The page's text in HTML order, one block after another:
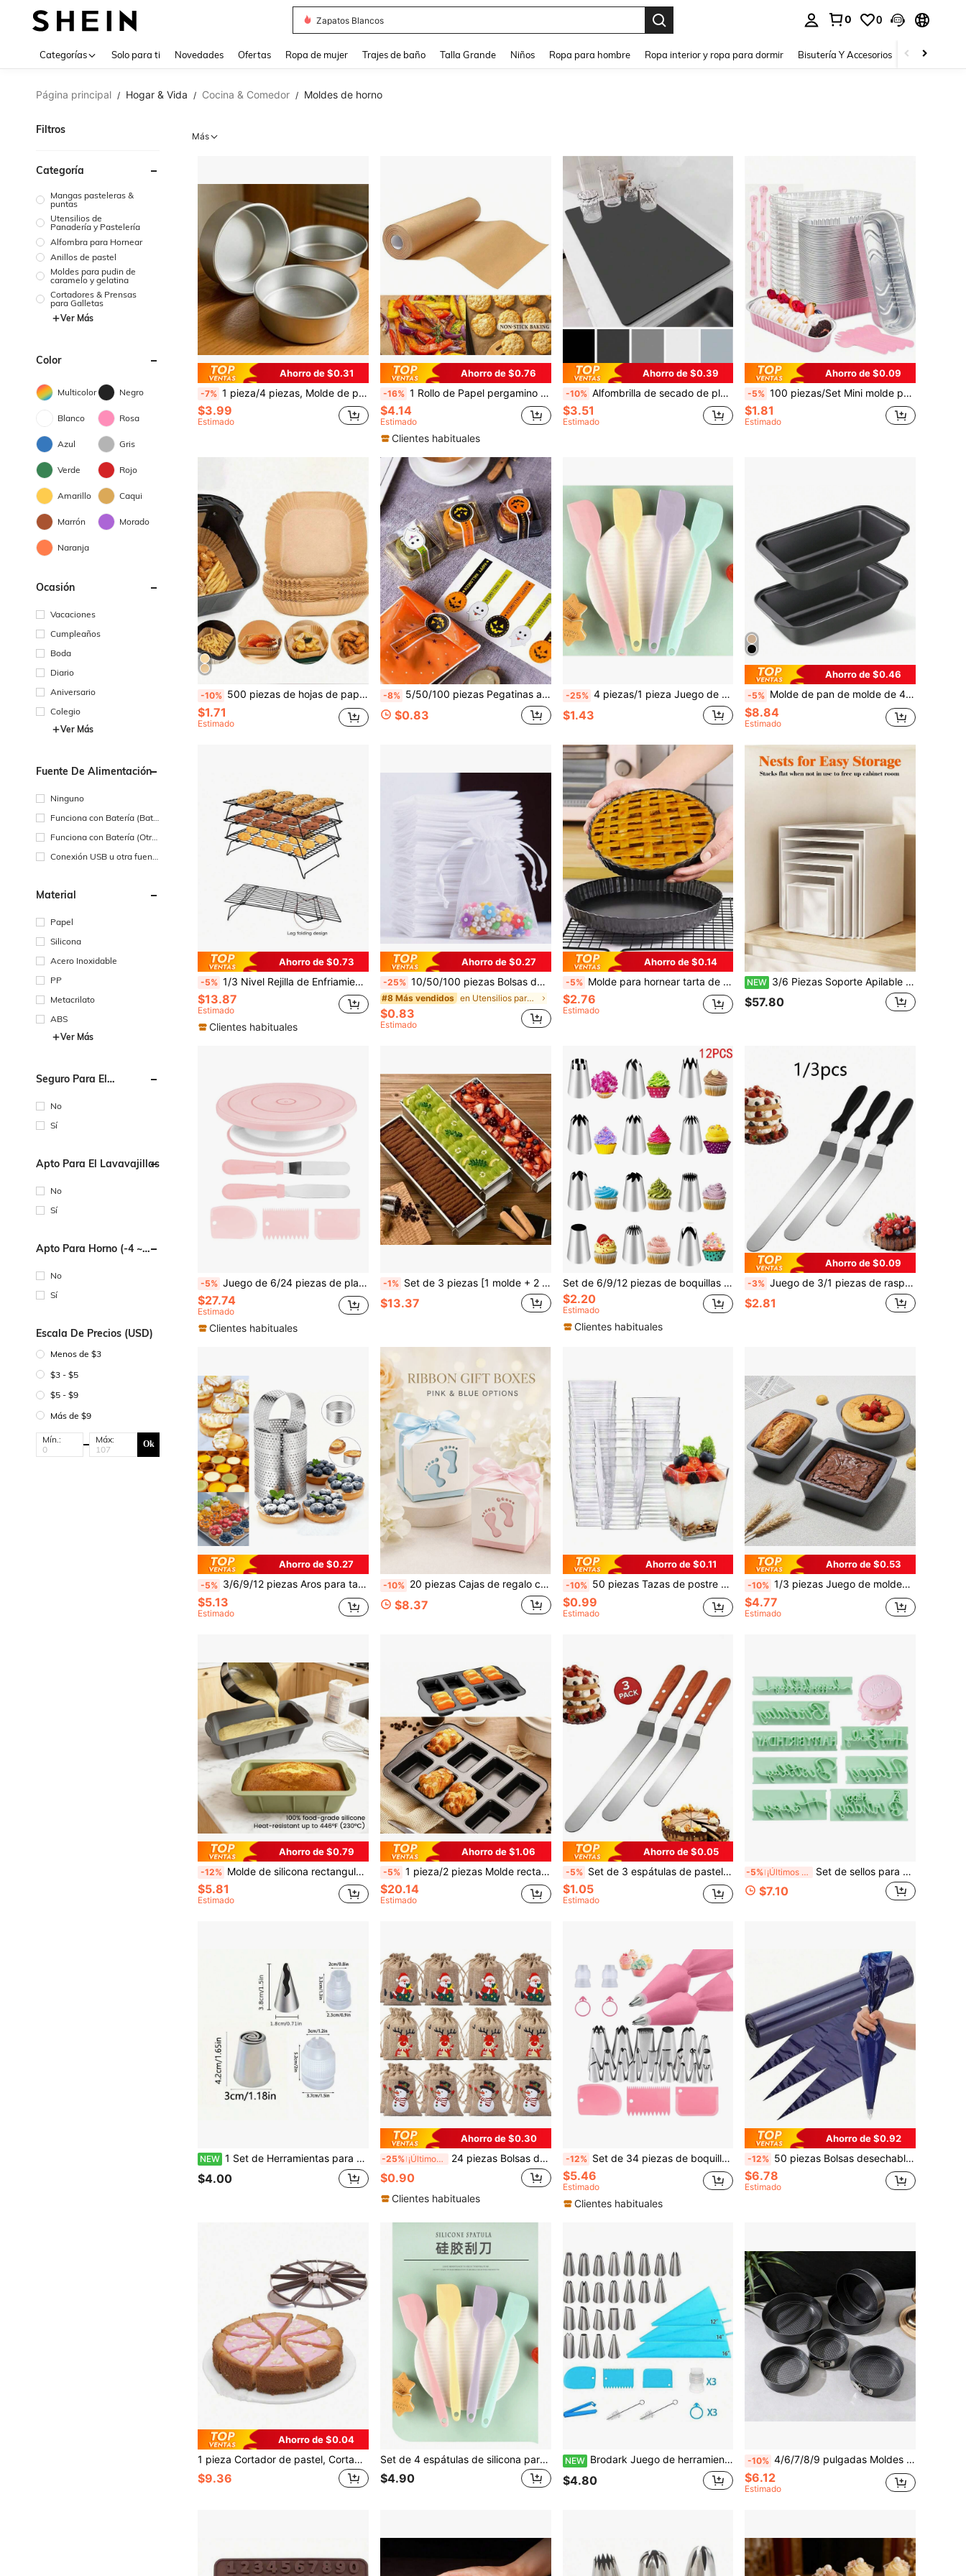
Zapatos Blancos
0 0
Categorías Solo para ti Novedades Ofertas Ropa de mujer Trajes de baño Talla Grande Niños Ropa para hombre Ropa interior y ropa para dormir Bisutería Y Accesorios Zapatos
Página principal / Hogar & Vida / Cocina & Comedor / Moldes de horno
Filtros
Categoría
Mangas pasteleras &
puntas
Utensilios de
Panadería y Pastelería
Alfombra para Hornear
Anillos de pastel
Moldes para pudin de
caramelo y gelatina
Cortadores & Prensas
para Galletas
Ver Más
Color
Multicolor Negro
Blanco Rosa
Azul Gris
Verde Rojo
Amarillo Caqui
Marrón Morado
Naranja
Ocasión
Vacaciones
Cumpleaños
Boda
Diario
Aniversario
Colegio
Ver Más
Fuente De Alimentación
Ninguno
Funciona con Batería (Bate
Funciona con Batería (Otra
Conexión USB u otra fuent
Material
Papel
Silicona
Acero Inoxidable
PP
Metacrilato
ABS
Ver Más
Seguro Para El
No
Sí
Apto Para El Lavavajillas
No
Sí
Apto Para Horno (-4 ~
No
Sí
Escala De Precios (USD)
Menos de $3
$3 - $5
$5 - $9
Más de $9
Mín.: Máx: Ok
Más
Ahorro de $0.31
-7% 1 pieza/4 piezas, Molde de pastel redondo horneado, Herramienta de hornear, Base fija, Aluminio anodizado antiadherente, Fácil de desmoldar, Bandeja de pastel de metal apilable y duradera, Apta para pasteles de múltiples capas - Se puede usar como bandeja de hornear en el horno, Utensilios de hornear duraderos
$3.99
Estimado
Ahorro de $0.76
-16% 1 Rollo de Papel pergamino sin blanquear de servicio pesado para hornear, cocinar, asar a la parrilla, usar en freidoras de aire y vapor - Recubierta de aceite de silicona antiadherente - Accesorios de cocina y utensilios para el hogar
$4.14
Estimado
Clientes habituales
Ahorro de $0.39
-10% Alfombrilla de secado de platos para encimera de cocina de unicolor, alfombrilla de fregadero de silicona absorbente de agua, salvamanteles para grifo de fregadero, almohadilla de secado rápido
$3.51
Estimado
Ahorro de $0.09
-5% 100 piezas/Set Mini molde para tostadas con tapa y cuchara, 100 piezas, rosa, 200 ml, bandeja de hornear rectangular de aluminio
$1.81
Estimado
-10% 500 piezas de hojas de papel de hornear, forros para freidora de aire, tapetes para horno, aptos para hacer postres en Halloween, Navidad, fiestas festivas, adecuados para reuniones en el hogar, fiestas, cocina y panadería (también disponible en 100/50/10 piezas)
$1.71
Estimado
-8% 5/50/100 piezas Pegatinas autoadhesivas de calabaza en tira larga, calcomanías con patrón clásico de Halloween. Ampliamente utilizadas para sellar paquetes y decorar escenas en fiestas de Halloween.
$0.83
-25% 4 piezas/1 pieza Juego de espátulas de silicona, adecuado para crema, mermelada y mantequilla, fácil de limpiar, ideal para el hogar, restaurante, pastelería, herramientas de cocina para hornear
$1.43
Ahorro de $0.46
-5% Molde de pan de molde de 450 g, molde rectangular antiadherente para tostadas, molde para pan, brownies, pasteles de carne, uso doméstico, panadería, herramientas de horneado, accesorios de cocina, suministros del hogar
$8.84
Estimado
Ahorro de $0.73
-5% 1/3 Nivel Rejilla de Enfriamiento, Adecuada para Galletas, Pasteles, Etc. - Enfría Rápidamente Múltiples Tandas de Galletas, Capas de Pastel o Pasteles, Negro
$13.87
Estimado
Clientes habituales
Ahorro de $0.27
-25% 10/50/100 piezas Bolsas de regalo blancas de embalaje, Bolsas de caramelos de boda, Bolsas de regalo, Bolsas de caramelos de organza, Bolsas de caramelos de boda, Vajilla, Artículos necesarios para bodas, Decoración del hogar, Suministros de embalaje de regalos, Suministros para eventos y fiestas, Bolsas de regalo, Adecuado para diversos festivales, fiestas, cumpleaños, bodas, regalos, picnics al aire libre, Día de San Valentín, Suministros de embalaje de regalos para ceremonias de boda, Bolsas de organza para embalaje de joyas, Bolsas de caramelos, Bolsas de embalaje de almacenamiento de viaje, Bolsas de regalo para fiestas
#8 Más vendidos en Utensilios para hornear
$0.83
Estimado
Ahorro de $0.14
-5% Molde para hornear tarta de manzana antiadherente de 4/5/7/8/9/10/11 pulgadas, plato para tarta casero con fondo extraíble y diseño de crisantemo, adecuado para hornear pizza y pastel
$2.76
Estimado
NEW 3/6 Piezas Soporte Apilable de Acrílico para Exhibición de Postres, Soporte de Exhibición de Postres Blanco, Caja de Postres Rectangular Blanca, Disponible en Múltiples Tamaños, Buffet, Baby Shower, Fiesta de Cumpleaños, Exhibición de Postres para Fiestas, Decoraciones para Fiestas de Navidad y Vacaciones
$57.80
-5% Juego de 6/24 piezas de plato giratorio para tarta con diseño nordico y de macaroon con espátula para crema, rascador, boquilla para decoración de tartas, revestimientos para cupcakes, herramientas para hornear y decorar, crema de pastelería, galletas, utensilios de cocina
$27.74
Estimado
Clientes habituales
-1% Set de 3 piezas [1 molde + 2 espátulas] Molde de bandeja rectangular para tarta de tiramisú y accesorios, herramienta de horneado de postres ligera con base estable - Esencial para tiramisú, tartas de queso y mousses, ideal para panaderos y entusiastas de la repostería casera
$13.37
Set de 6/9/12 piezas de boquillas de pastelería extra grandes para herramientas de horneado
$2.20
Estimado
Clientes habituales
Ahorro de $0.09
-3% Juego de 3/1 piezas de raspadores para tartas, raspador de crema de acero inoxidable, utilizado para alisar tartas - Herramientas de decoración de tartas de 6 pulgadas, 8 pulgadas, 10 pulgadas, temporada de vuelta al colegio
$2.81
Ahorro de $0.27
-5% 3/6/9/12 piezas Aros para tartas, moldes redondos para pasteles de acero inoxidable antiadherentes, moldes de metal para postres franceses, mini tartas de frutas, tartas redondas, con empaque de caja de regalo
$5.13
Estimado
-10% 20 piezas Cajas de regalo cuadradas con huellas huecas en rosa & azul con lazos de satén, cajas de recuerdos en tonos pastel dulce macaron, cajas mini de postres de varias piezas para empaquetado de dulces y regalos de fiesta de revelación de género
$8.37
Ahorro de $0.11
-10% 50 piezas Tazas de postre cuadradas premium - Tazas de pudín de plástico transparente, reutilizables, ideales para yogur, fruta, mousse y mini postres - Solución de servicio elegante para eventos y uso diario, tazas de mousse de plástico duro cuadradas, tazas de pudín, tazas de yogur transparentes, perfectas para gelatina, pastel, dulces, mesa, fiesta, boda, cumpleaños y hornear diario
$0.99
Estimado
Ahorro de $0.53
-10% 1/3 piezas Juego de moldes de silicona para hornear - Moldes de pastel redondos y cuadrados, moldes de pan antiadherentes aptos para pizza, resistentes al calor y fáciles de limpiar - Juego de herramientas de hornear para fiestas
$4.77
Estimado
Ahorro de $0.79
-12% Molde de silicona rectangular para hornear, adecuado para hornear pan, pasteles y brownies. Material 100% de silicona, resistente al calor, antiadherente, fácil de desmoldar, apto para lavavajillas.
$5.81
Estimado
Ahorro de $1.06
-5% 1 pieza/2 piezas Molde rectangular pequeño de 8 cavidades para pan/tostada/torta/bollo de hamburguesa, bandeja antiadherente para usar en horno doméstico
$20.14
Estimado
Ahorro de $0.05
-5% Set de 3 espátulas de pastelería de acero inoxidable, adecuadas para pasteles, crema, glaseado, mantequilla, utensilios de cocina (15 cm/20 cm/25 cm), herramientas para decorar pasteles, espátula de glaseado de acero inoxidable resistente, fácil de limpiar, se usa para alisar la crema extendida, estructura resistente, accesorios de repostería, suministros de cocina, suministros de repostería, decoración del hogar, de vuelta a la escuela, regalo para ella, regalo para él, regalo para amigos
$1.05
Estimado
-5% ¡Últimos 3 días Set de sellos para pastel de cumpleaños, kit de herramientas de corte de cartas manuscritas para celebración de aniversario - Ideal para decoración de pasteles, repostería, galletas, cortadores de galletas, moldes de galletas y moldes de estampado de arte
$7.10
NEW 1 Set de Herramientas para Decorar Pasteles, Boquillas para Crema, Utensilios de Cocina, Herramientas para Decorar Repostería
$4.00
Ahorro de $0.30
-25% ¡Últimos 3 días 24 piezas Bolsas de regalo de Navidad con cierre de cordón - Diseños de Papá Noel, renos, muñeco de nieve - Bolsas de tela tipo arpillera (1/6/12/24 unidades) para obsequios de Navidad, calendario de adviento, decoraciones de árbol - Fiestas, oficina, reuniones familiares - Bolsas de golosinas navideñas, bolsas de regalo de Navidad, portadores de dulces festivos, ilustraciones festivas, bolsas de encanto rústico, recuerdos de fiesta, embalaje reutilizable, regalos de oficina de Navidad, decoraciones navideñas, pijamas navideños, regalos de Navidad, decoración navideña
$0.90
Clientes habituales
-12% Set de 34 piezas de boquillas de acero inoxidable para decoración de pasteles, que incluye 20 boquillas pequeñas, 5 medianas, 2 bolsas de manga, 2 acopladores, 2 bandas de silicona, 3 espátulas de glaseado, boquillas para decoración de pasteles, magdalenas, molde para hornear, herramientas de repostería, crema, galletas, utensilios de cocina
$5.46
Estimado
Clientes habituales
Ahorro de $0.92
-12% 50 piezas Bolsas desechables para pastelería, Bolsas de tuberías de PET gruesas de 16 pulgadas para decoración de pasteles, Accesorios de repostería profesionales
$6.78
Estimado
Ahorro de $0.04
1 pieza Cortador de pastel, Cortador de tarta de queso, Cortador de tarta, Divisor de pastel con mango, Ideal para repostería y hornear para lograr porciones uniformes y un corte preciso para postres y necesidades de horneado
$9.36
Set de 4 espátulas de silicona para crema, mermelada y mantequilla, fáciles de limpiar, adecuadas para el hogar, restaurante, tienda de postres, utensilios de cocina para hornear
$4.90
NEW Brodark Juego de herramientas profesional de boquillas de acero inoxidable para repostería, suministros creativos para decorar pasteles y galletas, incluye bolsas para rellenar, acopladores, alisador de glaseado y cepillo de limpieza, múltiples patrones de flores para decorar cupcakes, esencial para entusiastas de
$4.80
-10% 4/6/7/8/9 pulgadas Moldes de pastel redondos/con forma de corazón, con revestimiento antiadherente, fondo extraíble con cierre, moldes para hornear, accesorios para horno, herramientas de repostería, utensilios de cocina, suministros de cocina
$6.12
Estimado